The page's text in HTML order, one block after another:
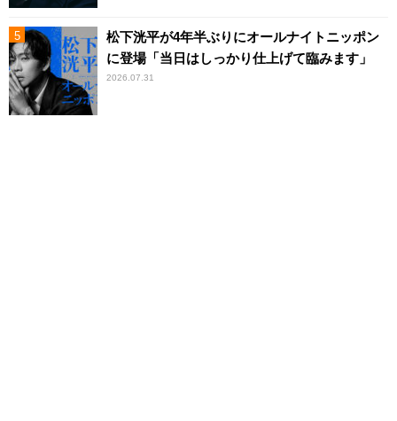
松下洸平が4年半ぶりにオールナイトニッポン
に登場「当日はしっかり仕上げて臨みます」
2026.07.31